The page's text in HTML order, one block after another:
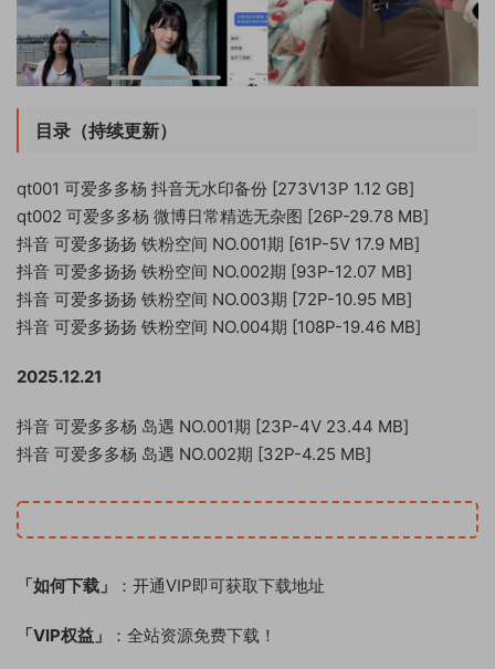
目录（持续更新）
qt001 可爱多多杨 抖音无水印备份 [273V13P 1.12 GB]
qt002 可爱多多杨 微博日常精选无杂图 [26P-29.78 MB]
抖音 可爱多扬扬 铁粉空间 NO.001期 [61P-5V 17.9 MB]
抖音 可爱多扬扬 铁粉空间 NO.002期 [93P-12.07 MB]
抖音 可爱多扬扬 铁粉空间 NO.003期 [72P-10.95 MB]
抖音 可爱多扬扬 铁粉空间 NO.004期 [108P-19.46 MB]
2025.12.21
抖音 可爱多多杨 岛遇 NO.001期 [23P-4V 23.44 MB]
抖音 可爱多多杨 岛遇 NO.002期 [32P-4.25 MB]
「如何下载」 ：开通VIP即可获取下载地址
「VIP权益」 ：全站资源免费下载！